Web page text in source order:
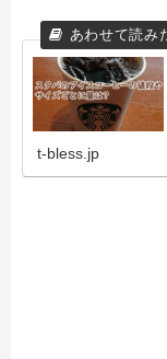
t-bless.jp